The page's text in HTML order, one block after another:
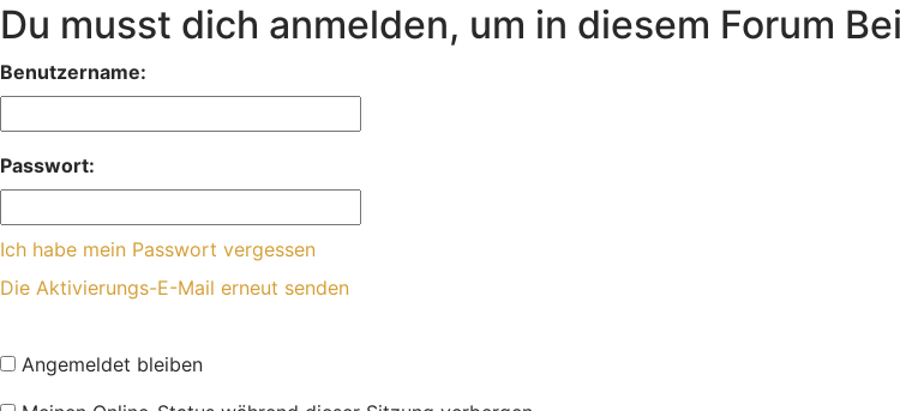
Du musst dich anmelden, um in diesem Forum
Benutzername:
Passwort:
Ich habe mein Passwort vergessen
Die Aktivierungs-E-Mail erneut senden
Angemeldet bleiben